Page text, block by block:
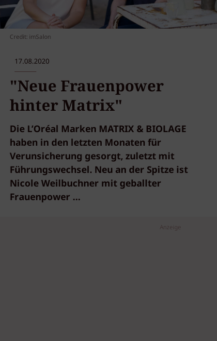
Credit: imSalon
17.08.2020
"Neue Frauenpower
hinter Matrix"
Die L’Oréal Marken MATRIX & BIOLAGE
haben in den letzten Monaten für
Verunsicherung gesorgt, zuletzt mit
Führungswechsel. Neu an der Spitze ist
Nicole Weilbuchner mit geballter
Frauenpower …
Anzeige